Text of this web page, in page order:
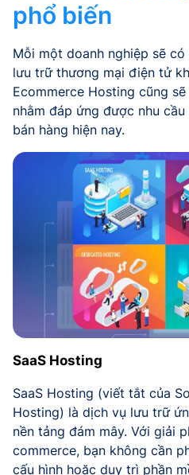
phổ biến
Mỗi một doanh nghiệp sẽ
lưu trữ thương mại điện tử
Ecommerce Hosting cũng
nhằm đáp ứng được nhu
bán hàng hiện nay.
SaaS Hosting
SaaS Hosting (viết tắt của
Hosting) là dịch vụ lưu trữ
nền tảng đám mây. Với giải
commerce, bạn không cần
cấu hình hoặc duy trì phần